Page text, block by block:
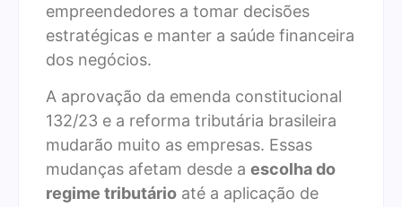
empreendedores a tomar decisões
estratégicas e manter a saúde financeira
dos negócios.
A aprovação da emenda constitucional
132/23 e a reforma tributária brasileira
mudarão muito as empresas. Essas
mudanças afetam desde a escolha do
regime tributário até a aplicação de